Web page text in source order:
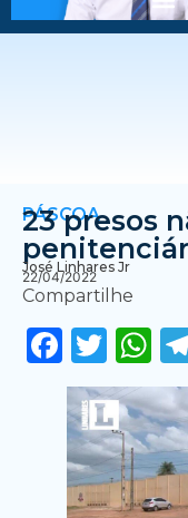
PÁSCOA
23 presos
José Linhares Jr
22/04/2022
Compartilhe